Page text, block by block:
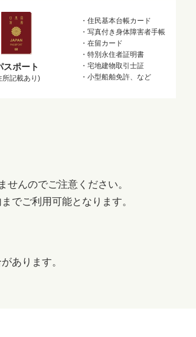
スポート
所記載あり)
・住民基本台帳カード
・写真付き身体障害者手帳
・在留カード
・特別永住者証明書
・宅地建物取引士証
・小型船舶免許、など
んのでご注意ください。
でご利用可能となります。
あります。